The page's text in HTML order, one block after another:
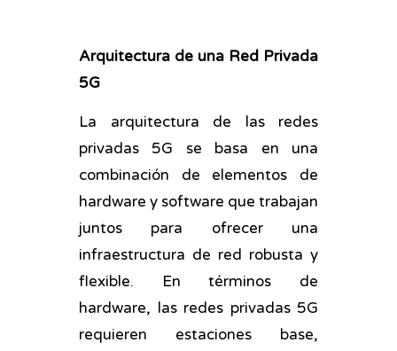
Arquitectura de una Red Privada
5G
La arquitectura de las redes
privadas 5G se basa en una
combinación de elementos de
hardware y software que trabajan
juntos para ofrecer una
infraestructura de red robusta y
flexible. En términos de
hardware, las redes privadas 5G
requieren estaciones base,